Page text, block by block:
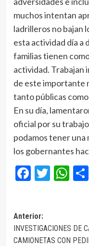
muchos intentan
ladrilleros no bajan
esta actividad día a
familias tienen
actividad. Trabajan
de este importante
tanto públicas
En su día,
oficial por su
podamos tener
los gobernantes
Facebook
Navegación
de
Anterior:
INVESTIGACIONES DE
CAMIONETAS CON